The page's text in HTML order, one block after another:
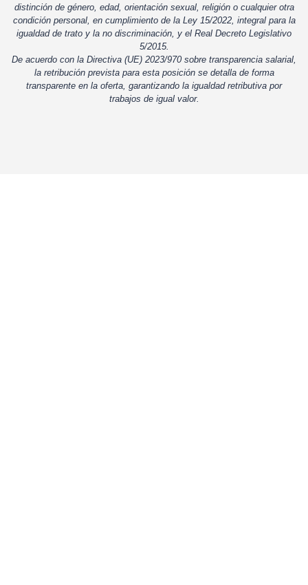
distinción de género, edad, orientación sexual, religión o cualquier otra
condición personal, en cumplimiento de la Ley 15/2022, integral para la
igualdad de trato y la no discriminación, y el Real Decreto Legislativo
5/2015.
De acuerdo con la Directiva (UE) 2023/970 sobre transparencia salarial,
la retribución prevista para esta posición se detalla de forma
transparente en la oferta, garantizando la igualdad retributiva por
trabajos de igual valor.